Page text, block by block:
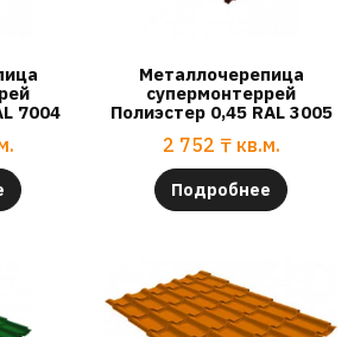
7004
Металлочерепица
супермонтеррей
Полиэстер 0,45 RAL 3005
2 752 ₸ кв.м.
Подробнее